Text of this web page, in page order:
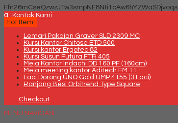
Ffn26mCseQzwzJTw3smpNE8Nti1cAw6hYZWaSDjvoqs
q
Kontak Kami
Hot Item!
Lemari Pakaian Graver SLD 2309 MC
Kursi Kantor Chitose ETD 500
Kursi kantor Ergotec 82
Kursi Susun Futura FTR 405
Meja Kantor Indachi DD 160 PF (160cm)
Meja meeting kantor Aditech FM 11
Laci Dorong UNO Gold UMP 4155 (3 Laci)
Ranjang Besi Orbitrend Type Square
Checkout
MENU NAVIGASI